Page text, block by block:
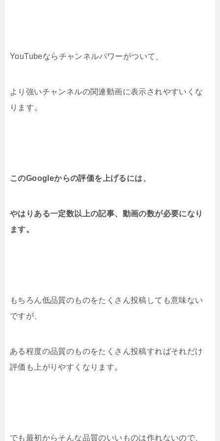
YouTubeならチャンネルパワーがついて、
より強いチャンネルの関連動画に表示されやすいくな
ります。
このGoogleからの評価を上げるには、
やはりある一定数以上の記事、動画の数が必要になり
ます。
もちろん低品質のものをたくさん投稿しても意味ない
ですが、
ある程度の品質のものをたくさん投稿すればそれだけ
評価も上がりやすくなります。
でも最初からそんな品質のいいものは作れないので、